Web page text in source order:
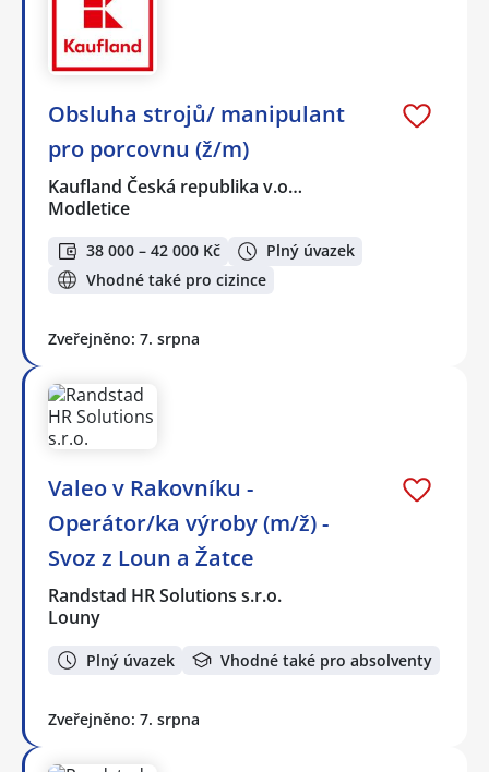
Obsluha strojů/ manipulant
pro porcovnu (ž/m)
Kaufland Česká republika v.o…
Modletice
38 000 – 42 000 Kč
Plný úvazek
Vhodné také pro cizince
Zveřejněno: 7. srpna
Valeo v Rakovníku -
Operátor/ka výroby (m/ž) -
Svoz z Loun a Žatce
Randstad HR Solutions s.r.o.
Louny
Plný úvazek Vhodné také pro absolventy
Zveřejněno: 7. srpna